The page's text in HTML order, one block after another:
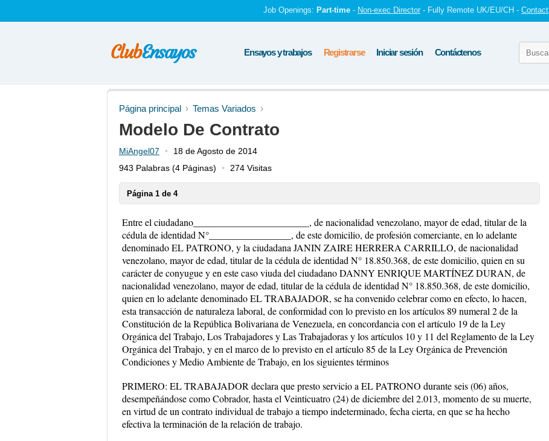
Job Openings: Part-time - Non-exec Director - Fully Remote UK/EU/CH - Contact
Ensayos y trabajos Registrarse Iniciar sesión Contáctenos
Página principal Temas Variados
Modelo De Contrato
MiAngel07
18 de Agosto de 2014
943 Palabras (4 Páginas) 274 Visitas
Página 1 de 4
Entre el ciudadano________________________, de nacionalidad venezolano, mayor de edad, titular de la
cédula de identidad N°_________________, de este domicilio, de profesión comerciante, en lo adelante
denominado EL PATRONO, y la ciudadana JANIN ZAIRE HERRERA CARRILLO, de nacionalidad
venezolano, mayor de edad, titular de la cédula de identidad N° 18.850.368, de este domicilio, quien en su
carácter de conyugue y en este caso viuda del ciudadano DANNY ENRIQUE MARTÍNEZ DURAN, de
nacionalidad venezolano, mayor de edad, titular de la cédula de identidad N° 18.850.368, de este domicilio,
quien en lo adelante denominado EL TRABAJADOR, se ha convenido celebrar como en efecto, lo hacen,
esta transacción de naturaleza laboral, de conformidad con lo previsto en los artículos 89 numeral 2 de la
Constitución de la República Bolivariana de Venezuela, en concordancia con el artículo 19 de la Ley
Orgánica del Trabajo, Los Trabajadores y Las Trabajadoras y los artículos 10 y 11 del Reglamento de la Ley
Orgánica del Trabajo, y en el marco de lo previsto en el artículo 85 de la Ley Orgánica de Prevención
Condiciones y Medio Ambiente de Trabajo, en los siguientes términos
PRIMERO: EL TRABAJADOR declara que presto servicio a EL PATRONO durante seis (06) años,
desempeñándose como Cobrador, hasta el Veinticuatro (24) de diciembre del 2.013, momento de su muerte,
en virtud de un contrato individual de trabajo a tiempo indeterminado, fecha cierta, en que se ha hecho
efectiva la terminación de la relación de trabajo.